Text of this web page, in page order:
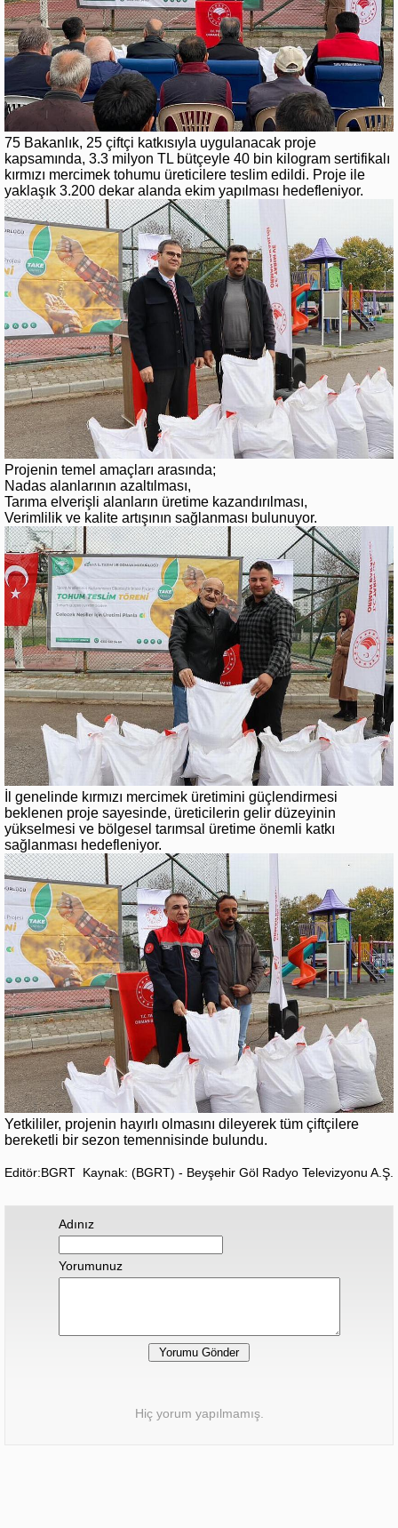
75 Bakanlık, 25 çiftçi katkısıyla uygulanacak proje
kapsamında, 3.3 milyon TL bütçeyle 40 bin kilogram sertifikalı
kırmızı mercimek tohumu üreticilere teslim edildi. Proje ile
yaklaşık 3.200 dekar alanda ekim yapılması hedefleniyor.
Projenin temel amaçları arasında;
Nadas alanlarının azaltılması,
Tarıma elverişli alanların üretime kazandırılması,
Verimlilik ve kalite artışının sağlanması bulunuyor.
İl genelinde kırmızı mercimek üretimini güçlendirmesi
beklenen proje sayesinde, üreticilerin gelir düzeyinin
yükselmesi ve bölgesel tarımsal üretime önemli katkı
sağlanması hedefleniyor.
Yetkililer, projenin hayırlı olmasını dileyerek tüm çiftçilere
bereketli bir sezon temennisinde bulundu.
Editör:BGRT Kaynak: (BGRT) - Beyşehir Göl Radyo Televizyonu A.Ş.
Adınız
Yorumunuz
Hiç yorum yapılmamış.